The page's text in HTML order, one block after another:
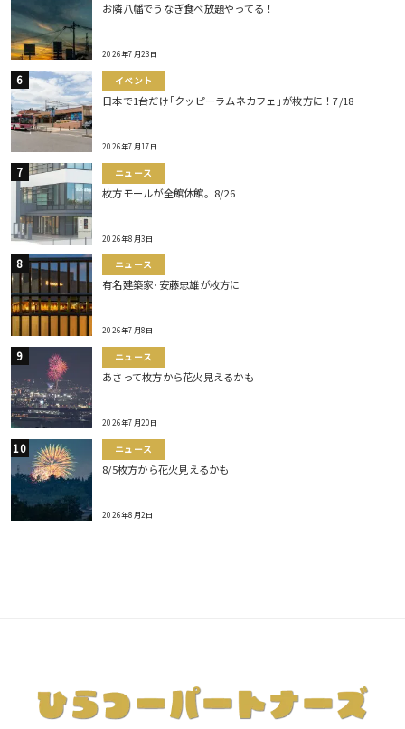
お隣八幡でうなぎ食べ放題やってる！
2026年7月23日
イベント
日本で1台だけ｢クッピーラムネカフェ｣が枚方に！7/18
2026年7月17日
ニュース
枚方モールが全館休館。8/26
2026年8月3日
ニュース
有名建築家･安藤忠雄が枚方に
2026年7月8日
ニュース
あさって枚方から花火見えるかも
2026年7月20日
ニュース
8/5枚方から花火見えるかも
2026年8月2日